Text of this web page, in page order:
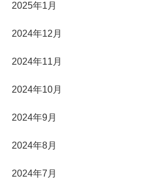
2025年1月
2024年12月
2024年11月
2024年10月
2024年9月
2024年8月
2024年7月